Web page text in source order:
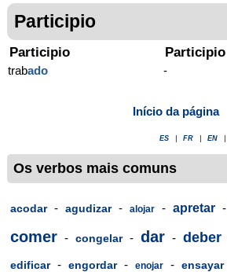
Participio
Participio
trabado
Participio
-
Início da página
ES FR EN
Os verbos mais comuns
acodar - agudizar - alojar - apretar -
comer - congelar - dar - deber
edificar - engordar - enojar - ensayar